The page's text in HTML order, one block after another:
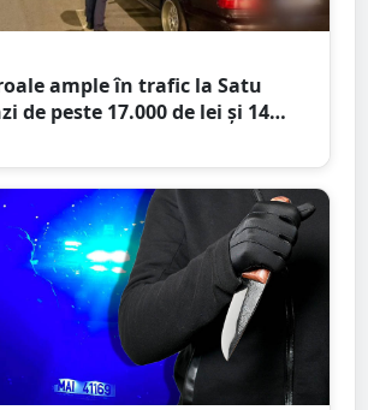
ample în trafic la Satu
de peste 17.000 de lei și 14
înmatriculare reținute. Trei
cu dosare penale